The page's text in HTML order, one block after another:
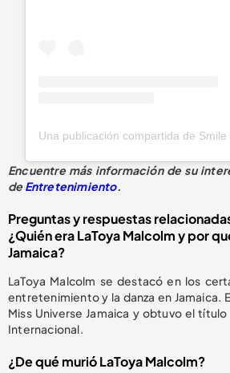
Encuentre más información de su
deEntretenimiento.
Preguntas y respuestas
¿Quién era LaToya Malcolm y por
Jamaica?
LaToya Malcolm se destacó en los
entretenimiento y la danza en Jamaica.
Miss Universe Jamaica y obtuvo el
Internacional.
¿De qué murió LaToya Malcolm?